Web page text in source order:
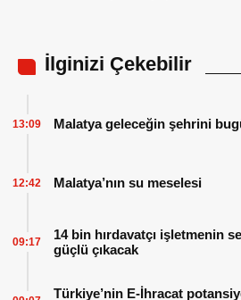
İlginizi Çekebilir
Malatya geleceğin şehrini
13:09
Malatya’nın su meselesi
12:42
14 bin hırdavatçı işletmenin
güçlü çıkacak
09:17
Türkiye’nin E-İhracat